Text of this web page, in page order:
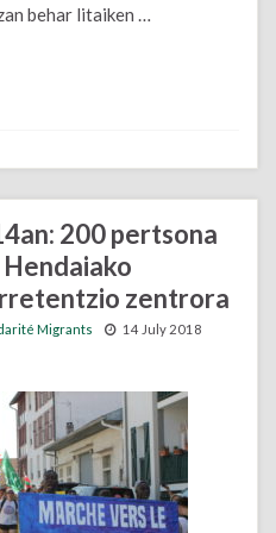
behar litaiken …
200 pertsona
zentrora
Migrants
14 July 2018